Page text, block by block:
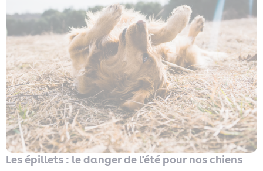
Les épillets : le danger de l'été pour nos chiens